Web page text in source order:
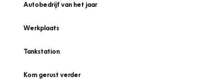
Autobedrijf van het jaar
Werkplaats
Tankstation
Kom gerust verder